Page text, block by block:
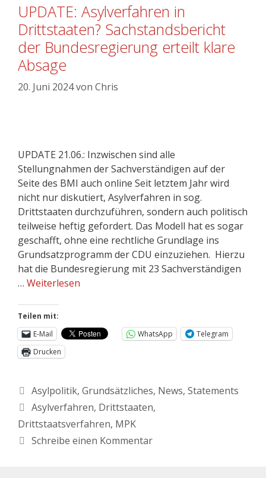
UPDATE: Asylverfahren in
Drittstaaten? Sachstandsbericht
der Bundesregierung erteilt klare
Absage
20. Juni 2024von Chris
UPDATE 21.06.: Inzwischen sind alle
Stellungnahmen der Sachverständigen auf der
Seite des BMI auch online Seit letztem Jahr wird
nicht nur diskutiert, Asylverfahren in sog.
Drittstaaten durchzuführen, sondern auch politisch
teilweise heftig gefordert. Das Modell hat es sogar
geschafft, ohne eine rechtliche Grundlage ins
Grundsatzprogramm der CDU einzuziehen. Hierzu
hat die Bundesregierung mit 23 Sachverständigen
… Weiterlesen
Teilen mit:
E-Mail
WhatsApp
Telegram
Drucken
Asylpolitik, Grundsätzliches, News, Statements
Asylverfahren, Drittstaaten,
Drittstaatsverfahren, MPK
Schreibe einen Kommentar